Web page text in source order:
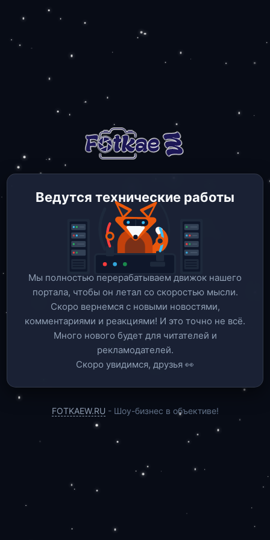
Ведутся технические работы
Мы полностью перерабатываем движок нашего
портала, чтобы он летал со скоростью мысли.
Скоро вернемся c новыми новостями,
комментариями и реакциями! И это точно не всё.
Много нового будет для читателей и
рекламодателей.
Скоро увидимся, друзья 👀
FOTKAEW.RU - Шоу-бизнес в объективе!